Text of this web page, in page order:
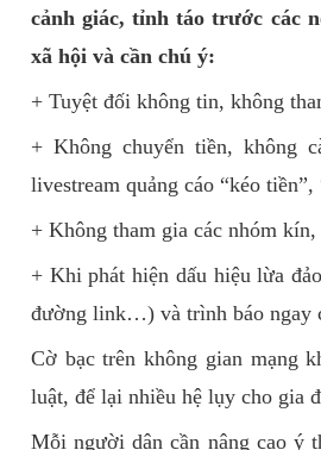
cảnh giác, tỉnh táo trước các
xã hội và cần chú ý:
+ Tuyệt đối không tin, không
+ Không chuyển tiền, không
livestream quảng cáo “kéo
+ Không tham gia các nhóm
+ Khi phát hiện dấu hiệu lừa
đường link…) và trình báo ngay
Cờ bạc trên không gian mạng
luật, để lại nhiều hệ lụy cho gia
Mỗi người dân cần nâng cao ý